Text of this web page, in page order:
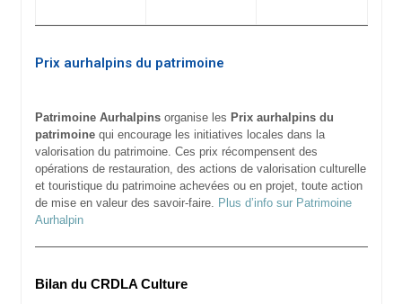
Prix aurhalpins du patrimoine
Patrimoine Aurhalpinsorganise les Prix aurhalpins du
patrimoine qui encourage les initiatives locales dans la
valorisation du patrimoine. Ces prix récompensent des
opérations de restauration, des actions de valorisation culturelle
et touristique du patrimoine achevées ou en projet, toute action
de mise en valeur des savoir-faire. Plus d’info sur Patrimoine
Aurhalpin
Bilan du CRDLA Culture